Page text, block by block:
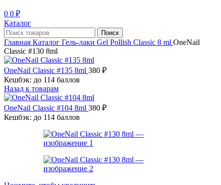
0 0 ₽
Каталог
Поиск
Главная Каталог Гель-лаки Gel Pollish Classic 8 ml OneNail
Classic #130 8ml
OneNail Classic #135 8ml 380 ₽
Кешбэк: до 114 баллов
Назад к товарам
OneNail Classic #104 8ml 380 ₽
Кешбэк: до 114 баллов